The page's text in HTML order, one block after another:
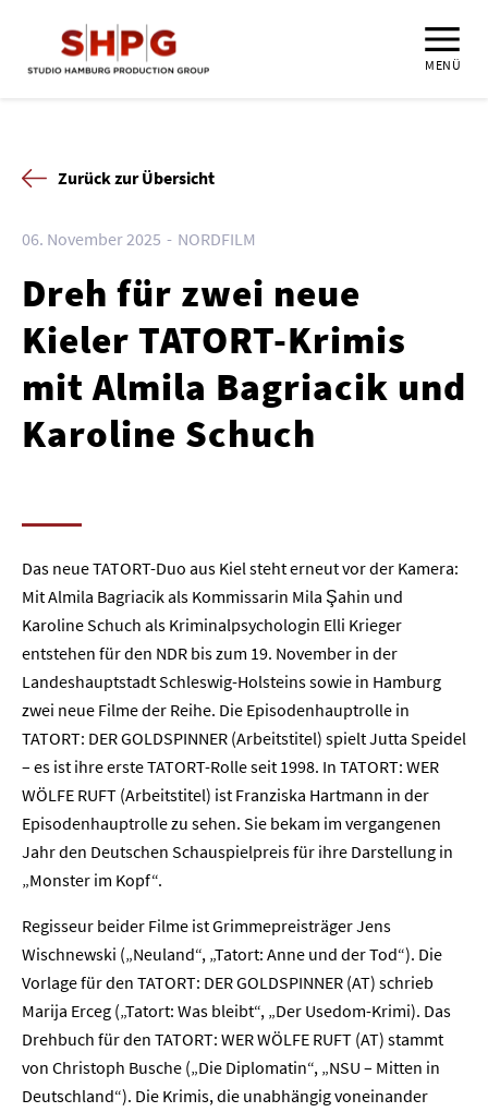
MENÜ
Zurück zur Übersicht
06. November 2025 NORDFILM
Dreh für zwei neue
Kieler TATORT-Krimis
mit Almila Bagriacik und
Karoline Schuch
Das neue TATORT-Duo aus Kiel steht erneut vor der Kamera:
Mit Almila Bagriacik als Kommissarin Mila Şahin und
Karoline Schuch als Kriminalpsychologin Elli Krieger
entstehen für den NDR bis zum 19. November in der
Landeshauptstadt Schleswig-Holsteins sowie in Hamburg
zwei neue Filme der Reihe. Die Episodenhauptrolle in
TATORT: DER GOLDSPINNER (Arbeitstitel) spielt Jutta Speidel
– es ist ihre erste TATORT-Rolle seit 1998. In TATORT: WER
WÖLFE RUFT (Arbeitstitel) ist Franziska Hartmann in der
Episodenhauptrolle zu sehen. Sie bekam im vergangenen
Jahr den Deutschen Schauspielpreis für ihre Darstellung in
„Monster im Kopf“.
Regisseur beider Filme ist Grimmepreisträger Jens
Wischnewski („Neuland“, „Tatort: Anne und der Tod“). Die
Vorlage für den TATORT: DER GOLDSPINNER (AT) schrieb
Marija Erceg („Tatort: Was bleibt“, „Der Usedom-Krimi). Das
Drehbuch für den TATORT: WER WÖLFE RUFT (AT) stammt
von Christoph Busche („Die Diplomatin“, „NSU – Mitten in
Deutschland“). Die Krimis, die unabhängig voneinander